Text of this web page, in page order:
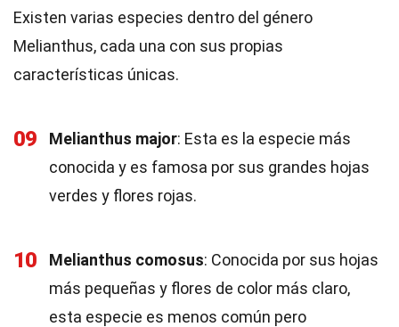
Existen varias especies dentro del género
Melianthus, cada una con sus propias
características únicas.
09 Melianthus major: Esta es la especie más
conocida y es famosa por sus grandes hojas
verdes y flores rojas.
10 Melianthus comosus: Conocida por sus hojas
más pequeñas y flores de color más claro,
esta especie es menos común pero